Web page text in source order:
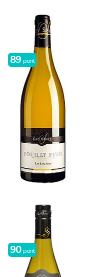
89 pont
90 pont